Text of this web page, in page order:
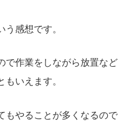
感想です。
で作業をしながら放置など
もいえます。
もやることが多くなるので